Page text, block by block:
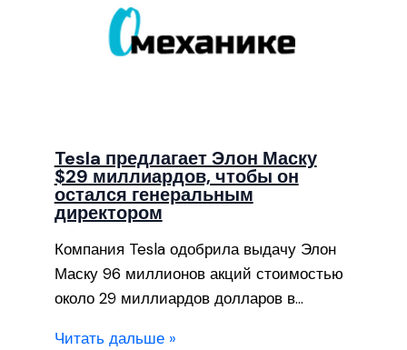
Tesla предлагает Элон Маску
$29 миллиардов, чтобы он
остался генеральным
директором
Компания Tesla одобрила выдачу Элон
Маску 96 миллионов акций стоимостью
около 29 миллиардов долларов в…
Читать дальше »